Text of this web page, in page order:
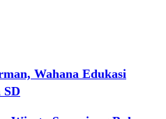
Wahana Edukasi